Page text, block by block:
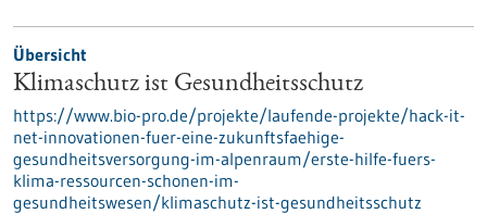
Übersicht
Klimaschutz ist Gesundheitsschutz
https://www.bio-pro.de/projekte/laufende-projekte/hack-it-
net-innovationen-fuer-eine-zukunftsfaehige-
gesundheitsversorgung-im-alpenraum/erste-hilfe-fuers-
klima-ressourcen-schonen-im-
gesundheitswesen/klimaschutz-ist-gesundheitsschutz